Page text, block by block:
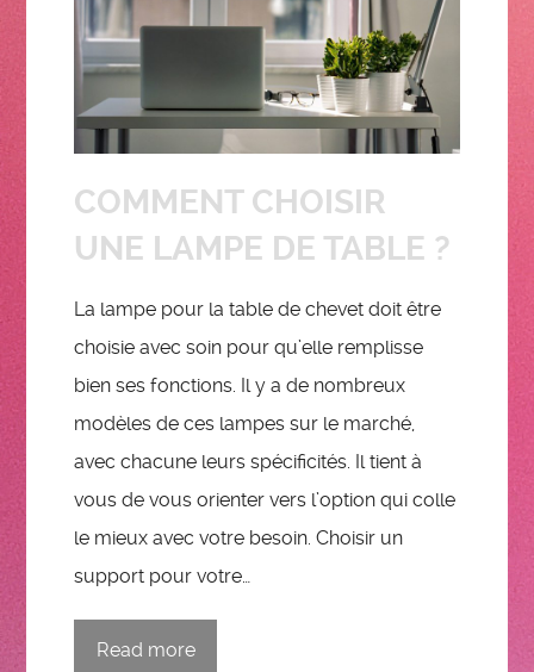
COMMENT CHOISIR
UNE LAMPE DE TABLE ?
La lampe pour la table de chevet doit être
choisie avec soin pour qu’elle remplisse
bien ses fonctions. Il y a de nombreux
modèles de ces lampes sur le marché,
avec chacune leurs spécificités. Il tient à
vous de vous orienter vers l’option qui colle
le mieux avec votre besoin. Choisir un
support pour votre…
Read more